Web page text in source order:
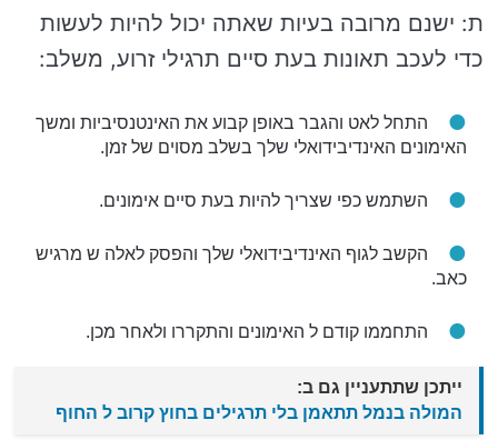
ת: ישנם מרובה בעיות שאתה יכול להיות לעשות
כדי לעכב תאונות בעת סיים תרגילי זרוע, משלב:
התחל לאט והגבר באופן קבוע את האינטנסיביות ומשך
האימונים האינדיבידואלי שלך בשלב מסוים של זמן.
השתמש כפי שצריך להיות בעת סיים אימונים.
הקשב לגוף האינדיבידואלי שלך והפסק לאלה ש מרגיש
כאב.
התחממו קודם ל האימונים והתקררו ולאחר מכן.
ייתכן שתתעניין גם ב:
המולה בנמל תתאמן בלי תרגילים בחוץ קרוב ל החוף